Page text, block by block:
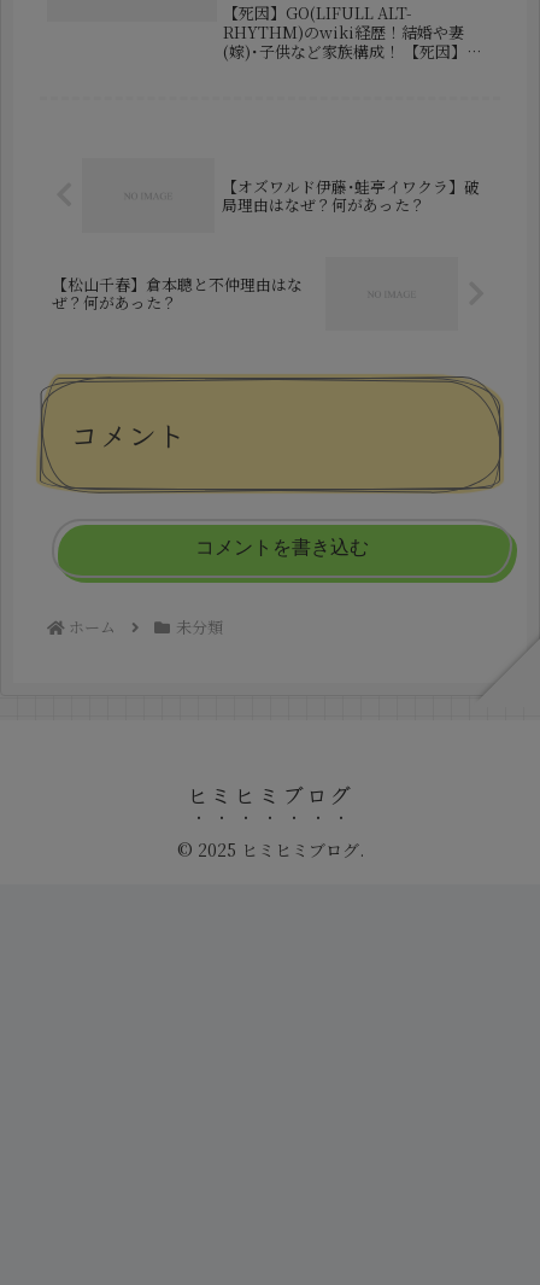
【死因】GO(LIFULL ALT-
RHYTHM)のwiki経歴！結婚や妻
(嫁)･子供など家族構成！ 【死因】
【オズワルド伊藤･蛙亭イワクラ】破
局理由はなぜ？何があった？
【松山千春】倉本聰と不仲理由はな
ぜ？何があった？
コメント
コメントを書き込む
ホーム 未分類
ヒミヒミブログ
© 2025 ヒミヒミブログ.